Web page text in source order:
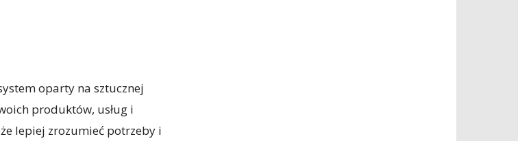
oparty na sztucznej
produktów, usług i
lepiej zrozumieć potrzeby i